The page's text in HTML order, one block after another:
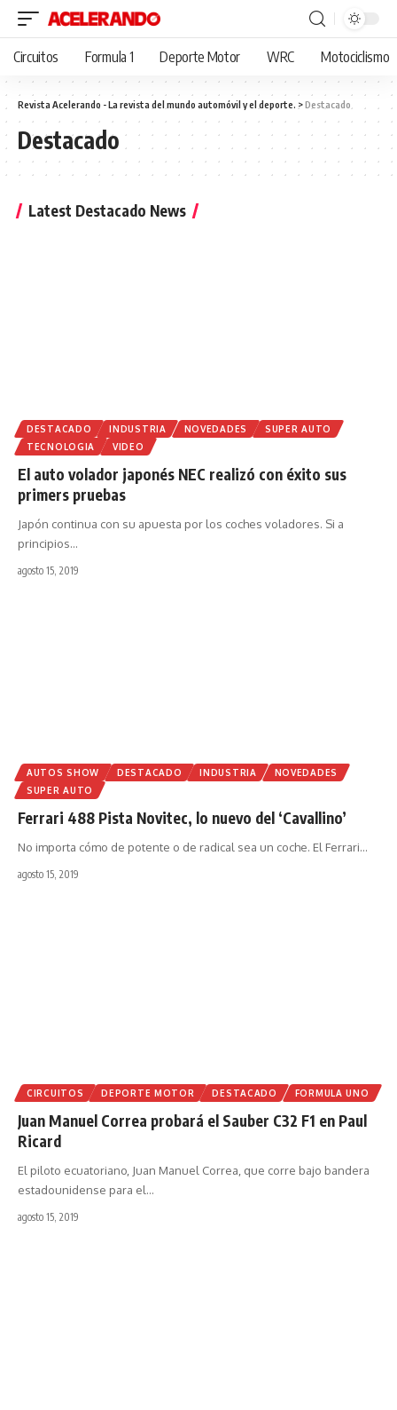
Circuitos Formula 1 Deporte Motor WRC Motociclismo
Revista Acelerando - La revista del mundo automóvil y el deporte. >Destacado
Destacado
Latest Destacado News
DESTACADO INDUSTRIA NOVEDADES
SUPER AUTO
TECNOLOGIA
VIDEO
El auto volador japonés NEC realizó con éxito sus
primers pruebas
Japón continua con su apuesta por los coches voladores. Si a
principios…
agosto 15, 2019
AUTOS SHOW DESTACADO INDUSTRIA
NOVEDADES
SUPER AUTO
Ferrari 488 Pista Novitec, lo nuevo del ‘Cavallino’
No importa cómo de potente o de radical sea un coche. El Ferrari…
agosto 15, 2019
CIRCUITOS DEPORTE MOTOR DESTACADO FORMULA UNO
Juan Manuel Correa probará el Sauber C32 F1 en Paul
Ricard
El piloto ecuatoriano, Juan Manuel Correa, que corre bajo bandera
estadounidense para el…
agosto 15, 2019